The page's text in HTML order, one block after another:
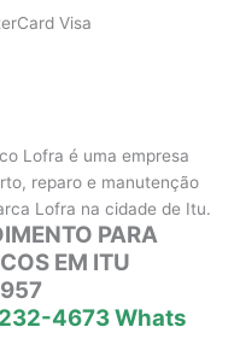
Visa
Lofra é uma empresa
reparo e manutenção
Lofra na cidade de Itu.
PARA
EM ITU
4673 Whats